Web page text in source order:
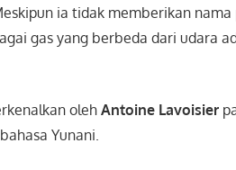
ia tidak memberikan
gas yang berbeda dari udara
olehAntoine Lavoisier
Yunani.